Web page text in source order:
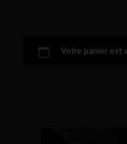
Votre panier est